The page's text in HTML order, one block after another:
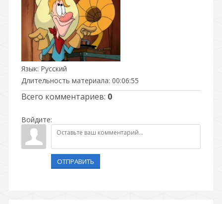
Язык: Русский
Длительность материала: 00:06:55
Всего комментариев: 0
Войдите:
ОТПРАВИТЬ